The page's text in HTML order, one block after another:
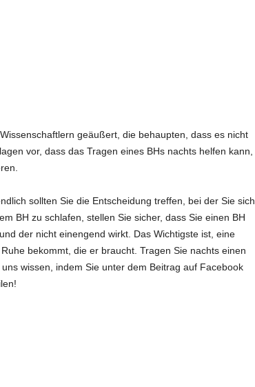
geäußert, die behaupten, dass es nicht
vor, dass das Tragen eines BHs nachts helfen kann,
sollten Sie die Entscheidung treffen, bei der Sie sich
BH zu schlafen, stellen Sie sicher, dass Sie einen BH
der nicht einengend wirkt. Das Wichtigste ist, eine
bekommt, die er braucht. Tragen Sie nachts einen
wissen, indem Sie unter dem Beitrag auf Facebook